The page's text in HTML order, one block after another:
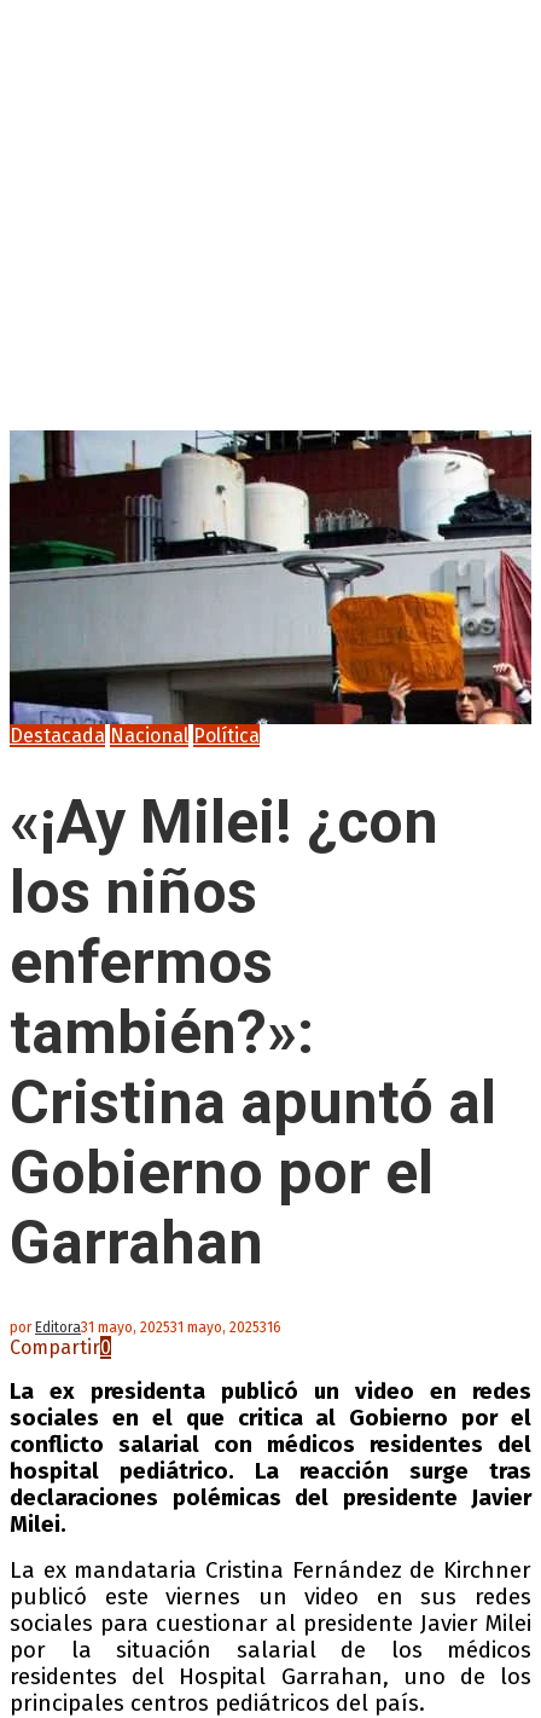
Destacada Nacional Política
«¡Ay Milei! ¿con
los niños
enfermos
también?»:
Cristina apuntó al
Gobierno por el
Garrahan
porEditora31 mayo, 202531 mayo, 2025316
Compartir0
La ex presidenta publicó un video en redes
sociales en el que critica al Gobierno por el
conflicto salarial con médicos residentes del
hospital pediátrico. La reacción surge tras
declaraciones polémicas del presidente Javier
Milei.
La ex mandataria Cristina Fernández de Kirchner
publicó este viernes un video en sus redes
sociales para cuestionar al presidente Javier Milei
por la situación salarial de los médicos
residentes del Hospital Garrahan, uno de los
principales centros pediátricos del país.